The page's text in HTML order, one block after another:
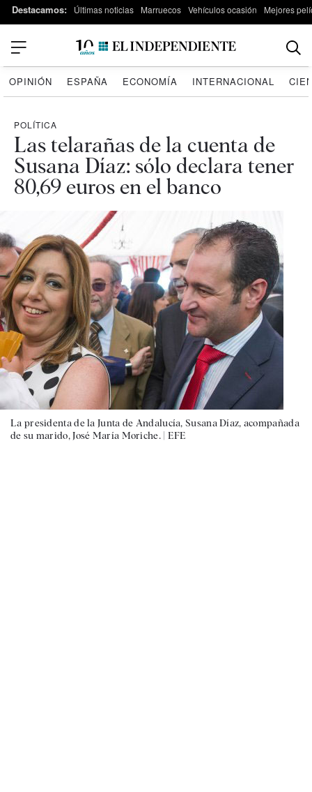
Destacamos: Últimas noticias Marruecos Vehículos ocasión Mejores
OPINIÓN ESPAÑA ECONOMÍA INTERNACIONAL
POLÍTICA
Las telarañas de la cuenta de
Susana Díaz: sólo declara tener
80,69 euros en el banco
La presidenta de la Junta de Andalucía, Susana Díaz, acompañada
de su marido, José María Moriche. | EFE